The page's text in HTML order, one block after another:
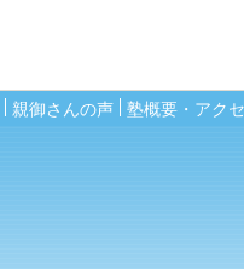
親御さんの声 塾概要・アク